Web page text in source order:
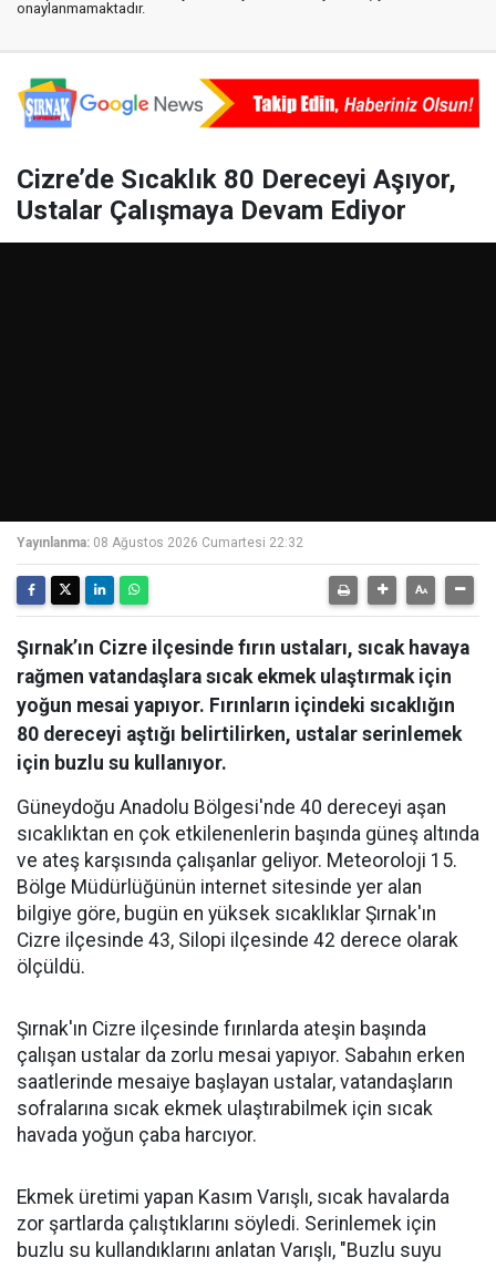
onaylanmamaktadır.
Cizre’de Sıcaklık 80 Dereceyi Aşıyor,
Ustalar Çalışmaya Devam Ediyor
Yayınlanma: 08 Ağustos 2026 Cumartesi 22:32
Şırnak’ın Cizre ilçesinde fırın ustaları, sıcak havaya
rağmen vatandaşlara sıcak ekmek ulaştırmak için
yoğun mesai yapıyor. Fırınların içindeki sıcaklığın
80 dereceyi aştığı belirtilirken, ustalar serinlemek
için buzlu su kullanıyor.
Güneydoğu Anadolu Bölgesi'nde 40 dereceyi aşan
sıcaklıktan en çok etkilenenlerin başında güneş altında
ve ateş karşısında çalışanlar geliyor. Meteoroloji 15.
Bölge Müdürlüğünün internet sitesinde yer alan
bilgiye göre, bugün en yüksek sıcaklıklar Şırnak'ın
Cizre ilçesinde 43, Silopi ilçesinde 42 derece olarak
ölçüldü.
Şırnak'ın Cizre ilçesinde fırınlarda ateşin başında
çalışan ustalar da zorlu mesai yapıyor. Sabahın erken
saatlerinde mesaiye başlayan ustalar, vatandaşların
sofralarına sıcak ekmek ulaştırabilmek için sıcak
havada yoğun çaba harcıyor.
Ekmek üretimi yapan Kasım Varışlı, sıcak havalarda
zor şartlarda çalıştıklarını söyledi. Serinlemek için
buzlu su kullandıklarını anlatan Varışlı, "Buzlu suyu